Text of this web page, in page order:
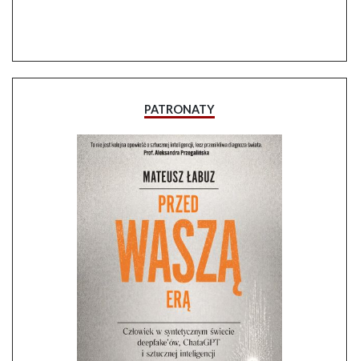
PATRONATY